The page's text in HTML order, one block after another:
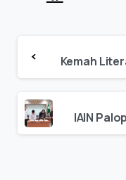
Reading